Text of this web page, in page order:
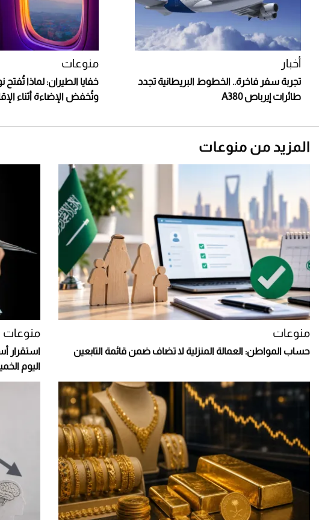
أخبار
تجربة سفر فاخرة.. الخطوط البريطانية تجدد
طائرات إيرباص A380
منوعات
خفايا الطيران: لماذا تُفتح
وتُخفض الإضاءة أثناء
المزيد من منوعات
منوعات
حساب المواطن: العمالة المنزلية لا تضاف ضمن قائمة التابعين
منوعات
استقرار
اليوم